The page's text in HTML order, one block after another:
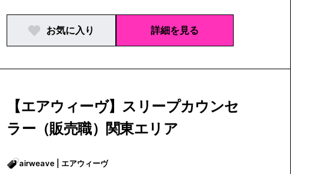
お気に入り 詳細を見る
【エアウィーヴ】スリープカウンセ
ラー（販売職）関東エリア
airweave | エアウィーヴ